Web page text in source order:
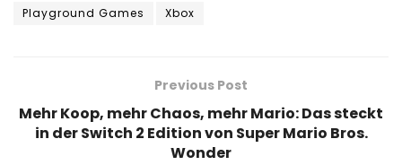
Playground Games
Xbox
Previous Post
Mehr Koop, mehr Chaos, mehr Mario: Das steckt
in der Switch 2 Edition von Super Mario Bros.
Wonder